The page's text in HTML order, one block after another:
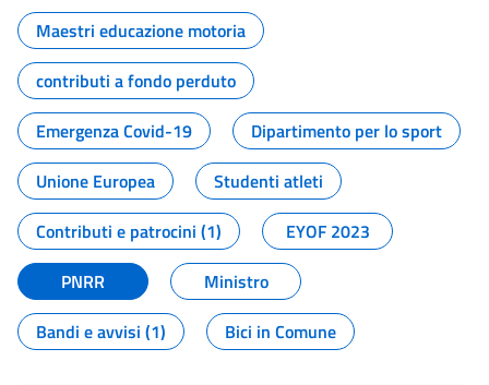
Maestri educazione motoria
contributi a fondo perduto
Emergenza Covid-19
Dipartimento per lo sport
Unione Europea
Studenti atleti
Contributi e patrocini (1)
EYOF 2023
PNRR
Ministro
Bandi e avvisi (1)
Bici in Comune